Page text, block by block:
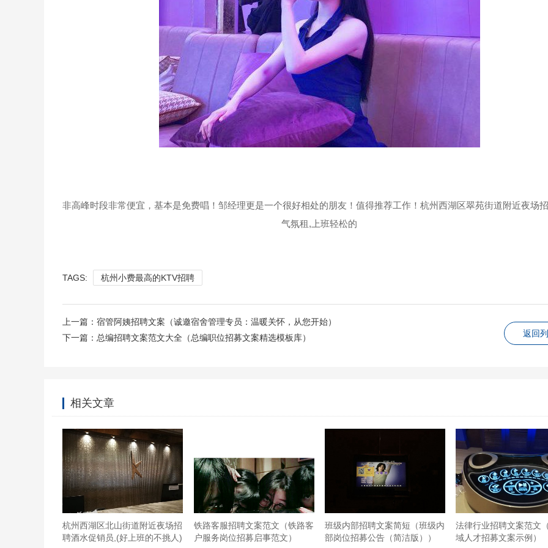
非高峰时段非常便宜，基本是免费唱！邹经理更是一个很好相处的朋友！值得推荐工作！杭州西湖区翠苑街道附近夜场
气氛租,上班轻松的
TAGS: 杭州小费最高的KTV招聘
返回
上一篇： 宿管阿姨招聘文案（诚邀宿舍管理专员：温暖关怀，从您开始）
下一篇： 总编招聘文案范文大全（总编职位招募文案精选模板库）
相关文章
杭州西湖区北山街道附近夜场招
聘酒水促销员,(好上班的不挑人)
铁路客服招聘文案范文（铁路客
户服务岗位招募启事范文）
班级内部招聘文案简短（班级内
部岗位招募公告（简洁版））
法律行业招聘文案范文
域人才招募文案示例）